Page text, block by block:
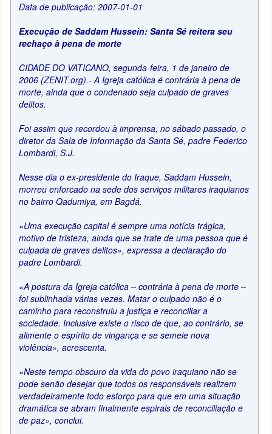
Data de publicação: 2007-01-01
Execução de Saddam Hussein: Santa Sé reitera seu
rechaço à pena de morte
CIDADE DO VATICANO, segunda-feira, 1 de janeiro de
2006 (ZENIT.org).- A Igreja católica é contrária à pena de
morte, ainda que o condenado seja culpado de graves
delitos.
Foi assim que recordou à imprensa, no sábado passado, o
diretor da Sala de Informação da Santa Sé, padre Federico
Lombardi, S.J.
Nesse dia o ex-presidente do Iraque, Saddam Hussein,
morreu enforcado na sede dos serviços militares iraquianos
no bairro Qadumiya, em Bagdá.
«Uma execução capital é sempre uma notícia trágica,
motivo de tristeza, ainda que se trate de uma pessoa que é
culpada de graves delitos», expressa a declaração do
padre Lombardi.
«A postura da Igreja católica – contrária à pena de morte –
foi sublinhada várias vezes. Matar o culpado não é o
caminho para reconstruiu a justiça e reconciliar a
sociedade. Inclusive existe o risco de que, ao contrário, se
alimente o espírito de vingança e se semeie nova
violência», acrescenta.
«Neste tempo obscuro da vida do povo iraquiano não se
pode senão desejar que todos os responsáveis realizem
verdadeiramente todo esforço para que em uma situação
dramática se abram finalmente espirais de reconciliação e
de paz», conclui.